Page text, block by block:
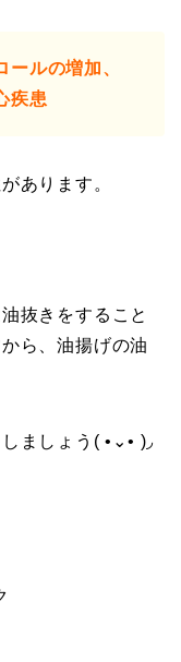
ルの増加、
疾患
あります。
抜きをすること
ら、油揚げの油
ましょう( •⌄• )◞